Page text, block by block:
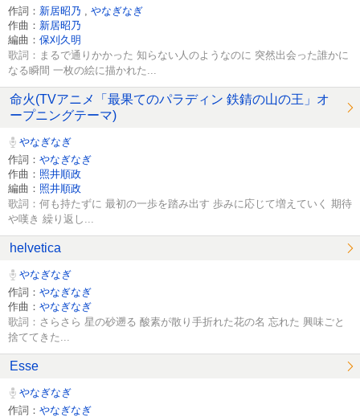
作詞： 新居昭乃
やなぎなぎ
作曲： 新居昭乃
編曲： 保刈久明
歌詞：まるで通りかかった 知らない人のようなのに 突然出会った誰かに
なる瞬間 一枚の絵に描かれた...
命火(TVアニメ「最果てのパラディン 鉄錆の山の王」オ
ープニングテーマ)
やなぎなぎ
作詞： やなぎなぎ
作曲： 照井順政
編曲： 照井順政
歌詞：何も持たずに 最初の一歩を踏み出す 歩みに応じて増えていく 期待
や嘆き 繰り返し...
helvetica
やなぎなぎ
作詞： やなぎなぎ
作曲： やなぎなぎ
歌詞：さらさら 星の砂遡る 酸素が散り手折れた花の名 忘れた 興味ごと
捨ててきた...
Esse
やなぎなぎ
作詞： やなぎなぎ